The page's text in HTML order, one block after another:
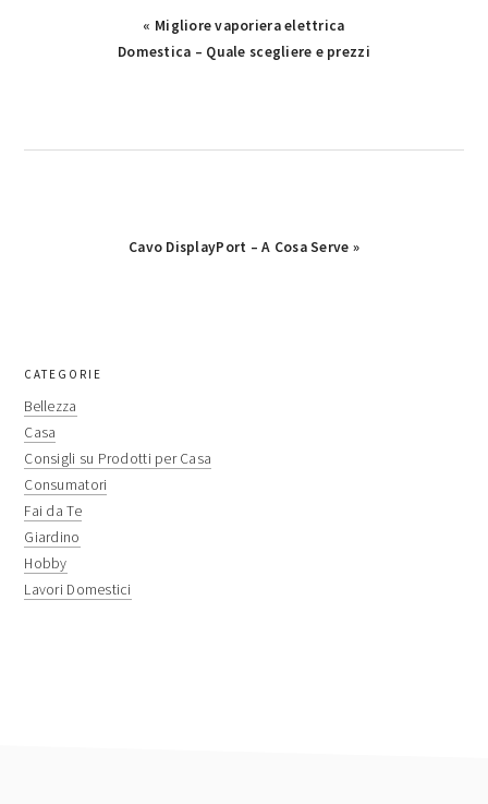
Previous
Post:
« Migliore vaporiera elettrica
Domestica – Quale scegliere e prezzi
Next
Cavo DisplayPort – A Cosa Serve​ »
primary
sidebar
CATEGORIE
Bellezza
Casa
Consigli su Prodotti per Casa
Consumatori
Fai da Te
Giardino
Hobby
Lavori Domestici